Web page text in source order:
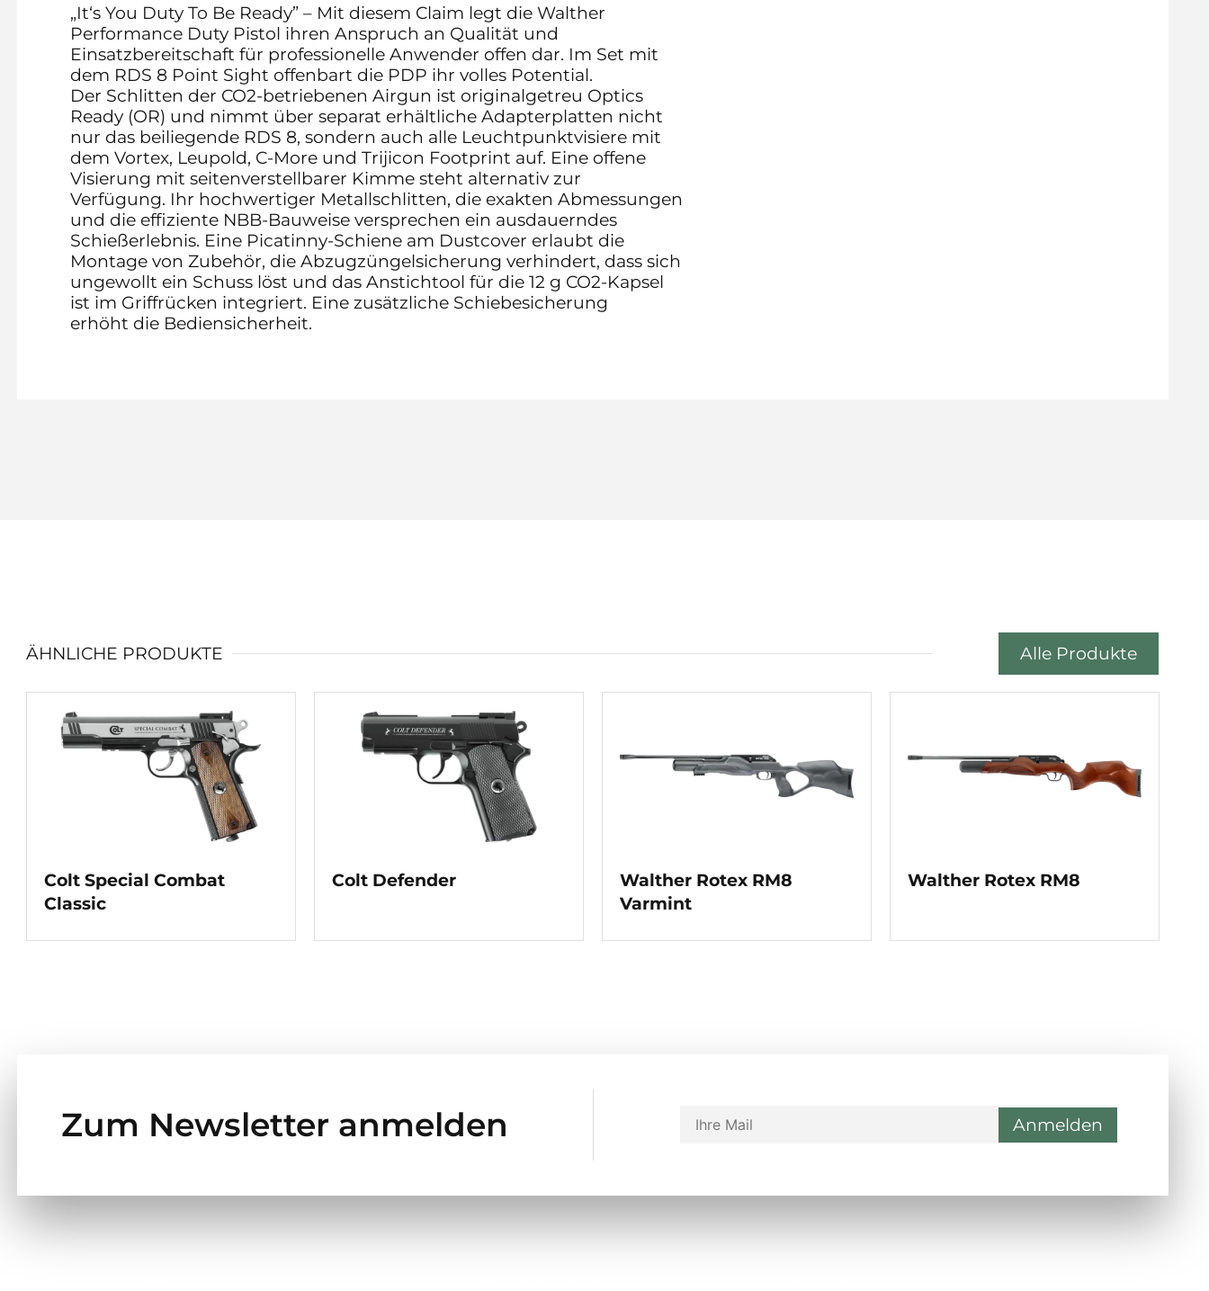
„It‘s You Duty To Be Ready” – Mit diesem Claim legt die Walther
Performance Duty Pistol ihren Anspruch an Qualität und
Einsatzbereitschaft für professionelle Anwender offen dar. Im Set mit
dem RDS 8 Point Sight offenbart die PDP ihr volles Potential.
Der Schlitten der CO2-betriebenen Airgun ist originalgetreu Optics
Ready (OR) und nimmt über separat erhältliche Adapterplatten nicht
nur das beiliegende RDS 8, sondern auch alle Leuchtpunktvisiere mit
dem Vortex, Leupold, C-More und Trijicon Footprint auf. Eine offene
Visierung mit seitenverstellbarer Kimme steht alternativ zur
Verfügung. Ihr hochwertiger Metallschlitten, die exakten Abmessungen
und die effiziente NBB-Bauweise versprechen ein ausdauerndes
Schießerlebnis. Eine Picatinny-Schiene am Dustcover erlaubt die
Montage von Zubehör, die Abzugzüngelsicherung verhindert, dass sich
ungewollt ein Schuss löst und das Anstichtool für die 12 g CO2-Kapsel
ist im Griffrücken integriert. Eine zusätzliche Schiebesicherung
erhöht die Bediensicherheit.
ÄHNLICHE PRODUKTE Alle Produkte
Colt Special Combat
Classic
Colt Defender
Walther Rotex RM8
Varmint
Walther Rotex RM8
Zum Newsletter anmelden